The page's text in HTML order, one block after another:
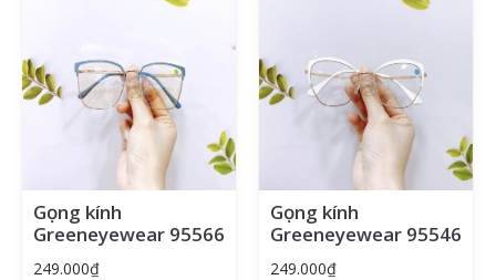
Gọng kính
Greeneyewear 95566
249.000₫
Gọng kính
Greeneyewear 95546
249.000₫